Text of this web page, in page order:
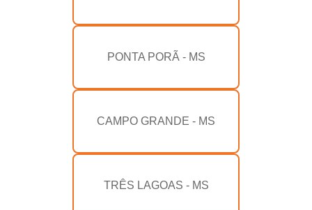
PONTA PORÃ - MS
CAMPO GRANDE - MS
TRÊS LAGOAS - MS